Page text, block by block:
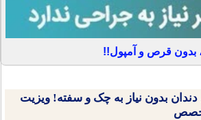
بدون قرص و آمپول!!
بدون نیاز به چک و سفته! ویزیت